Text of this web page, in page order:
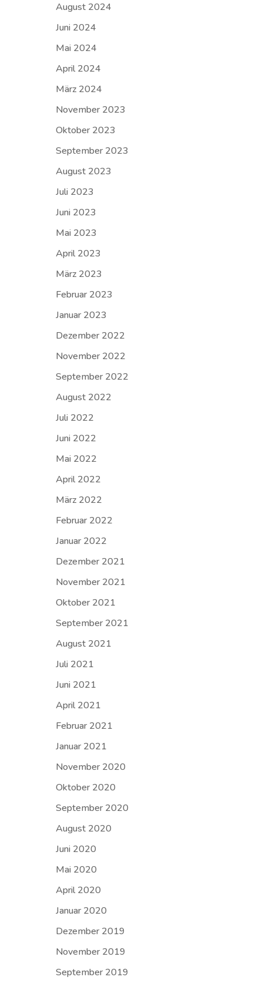
August 2024
Juni 2024
Mai 2024
April 2024
März 2024
November 2023
Oktober 2023
September 2023
August 2023
Juli 2023
Juni 2023
Mai 2023
April 2023
März 2023
Februar 2023
Januar 2023
Dezember 2022
November 2022
September 2022
August 2022
Juli 2022
Juni 2022
Mai 2022
April 2022
März 2022
Februar 2022
Januar 2022
Dezember 2021
November 2021
Oktober 2021
September 2021
August 2021
Juli 2021
Juni 2021
April 2021
Februar 2021
Januar 2021
November 2020
Oktober 2020
September 2020
August 2020
Juni 2020
Mai 2020
April 2020
Januar 2020
Dezember 2019
November 2019
September 2019